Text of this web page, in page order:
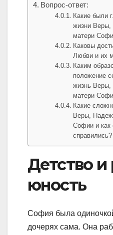
Вопрос-ответ:
Какие были
жизни
матери
Каковы
Любви и их
Каким
положение
жизнь
матери
Какие
Веры,
Софии и как
справились?
Детство и
юность
София была
дочерях сама. Она